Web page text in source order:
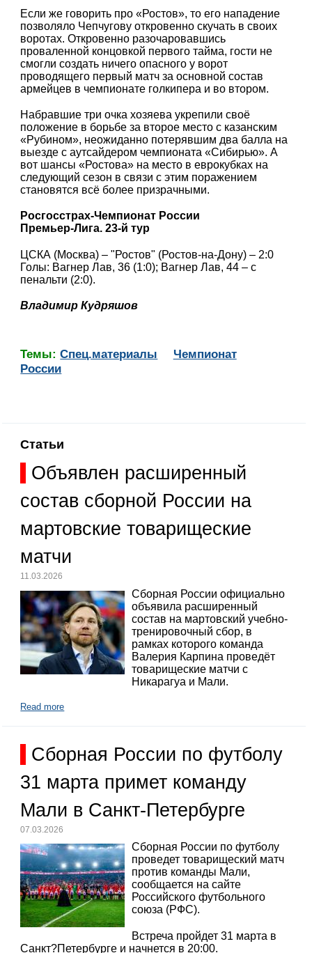
Если же говорить про «Ростов», то его нападение
позволяло Чепчугову откровенно скучать в своих
воротах. Откровенно разочаровавшись
проваленной концовкой первого тайма, гости не
смогли создать ничего опасного у ворот
проводящего первый матч за основной состав
армейцев в чемпионате голкипера и во втором.
Набравшие три очка хозяева укрепили своё
положение в борьбе за второе место с казанским
«Рубином», неожиданно потерявшим два балла на
выезде с аутсайдером чемпионата «Сибирью». А
вот шансы «Ростова» на место в еврокубках на
следующий сезон в связи с этим поражением
становятся всё более призрачными.
Росгосстрах-Чемпионат России
Премьер-Лига. 23-й тур
ЦСКА (Москва) – "Ростов" (Ростов-на-Дону) – 2:0
Голы: Вагнер Лав, 36 (1:0); Вагнер Лав, 44 – с
пенальти (2:0).
Владимир Кудряшов
Темы:Спец.материалы
Чемпионат
России
Статьи
Объявлен расширенный
состав сборной России на
мартовские товарищеские
матчи
11.03.2026
Сборная России официально
объявила расширенный
состав на мартовский учебно-
тренировочный сбор, в
рамках которого команда
Валерия Карпина проведёт
товарищеские матчи с
Никарагуа и Мали.
Read more
Сборная России по футболу
31 марта примет команду
Мали в Санкт-Петербурге
07.03.2026
Сборная России по футболу
проведет товарищеский матч
против команды Мали,
сообщается на сайте
Российского футбольного
союза (РФС).
Встреча пройдет 31 марта в
Санкт?Петербурге и начнется в 20:00.